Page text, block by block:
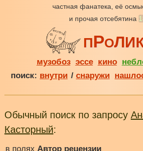
частная фанатека, её
и прочая отсебятина
ПРОЛИ
музобоз эссе кино
поиск: внутри / снаружи
Обычный поиск по запросу
Касторный:
в полях Автор рецензии